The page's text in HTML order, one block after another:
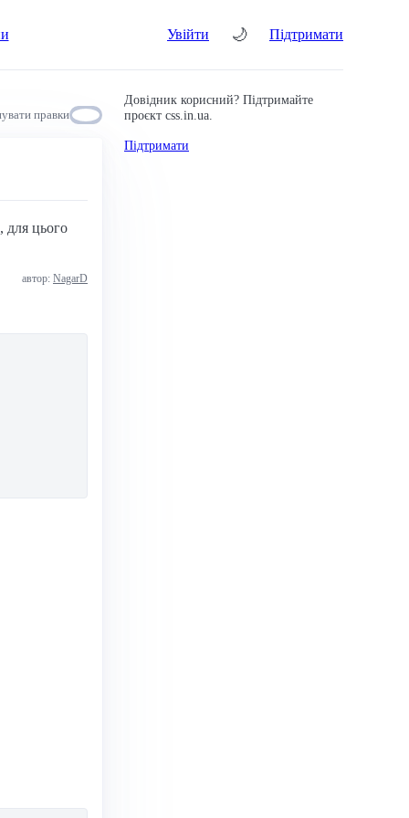
Увійти 🌙 Підтримати
правки
для цього
автор: NagarD
Довідник корисний? Підтримайте
проєкт css.in.ua.
Підтримати